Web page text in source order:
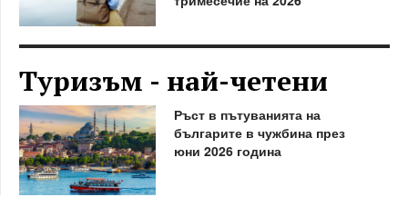
Туризъм - най-четени
Ръст в пътуванията на
българите в чужбина през
юни 2026 година